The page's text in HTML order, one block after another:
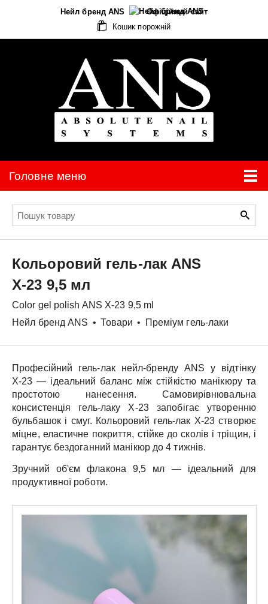
Нейл бренд ANS
Офіційний сайт
Кошик порожній
Головне меню
Кольоровий гель-лак ANS
X-23 9,5 мл
Color gel polish ANS X-23 9,5 ml
Нейл бренд ANS • Товари • Преміум гель-лаки
Професійний гель-лак нейл-бренду ANS у відтінку
X-23 — ідеальний баланс між стійкістю манікюру та
простотою нанесення. Самовирівнювальна
консистенція гель-лаку X-23запобігає утворенню
бульбашок і смуг. Кольоровий гель-лак X-23 створює
міцне, еластичне покриття, стійке до сколів і тріщин, і
гарантує бездоганний манікюр до 4 тижнів.
Зручний об'єм флакона9,5 мл — ідеальний для
продуктивної роботи.